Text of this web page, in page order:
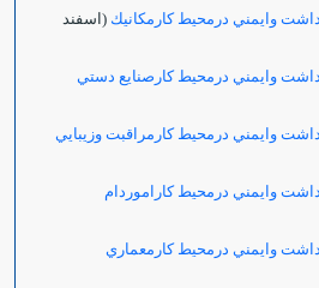
وايمني درمحيط كارمكانيك (اسفند
وايمني درمحيط كارصنايع دستي
وايمني درمحيط كارمراقبت وزيبايي
وايمني درمحيط كاراموردام
وايمني درمحيط كارمعماري